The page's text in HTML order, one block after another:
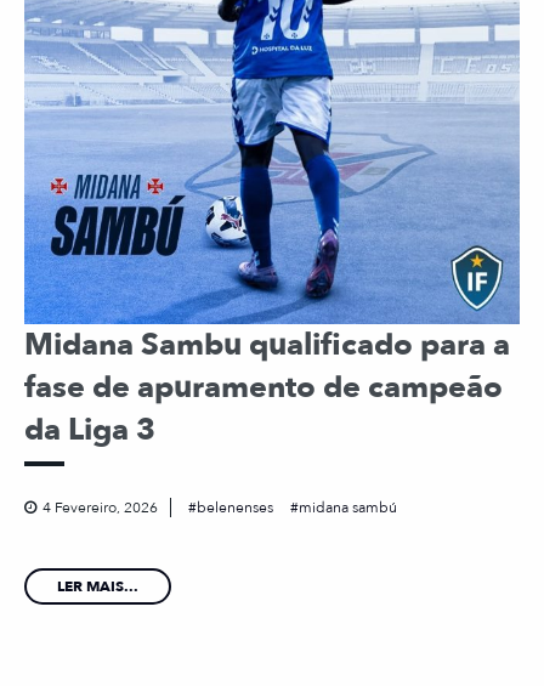
Midana Sambu qualificado para a
fase de apuramento de campeão
da Liga 3
4 Fevereiro, 2026 belenenses midana sambú
LER MAIS...